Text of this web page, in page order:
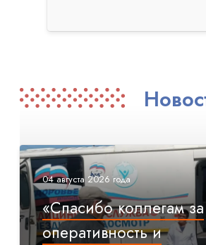
04 августа 2026 года
«Спасибо коллегам за
оперативность и